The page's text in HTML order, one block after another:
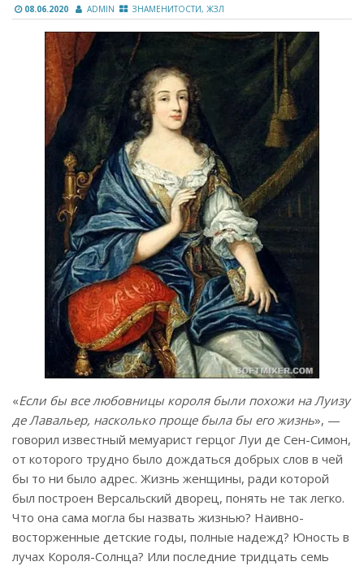
08.06.2020 ADMIN ЗНАМЕНИТОСТИ, ЖЗЛ
«Если бы все любовницы короля были похожи на Луизу
де Лавальер, насколько проще была бы его жизнь», —
говорил известный мемуарист герцог Луи де Сен-Симон,
от которого трудно было дождаться добрых слов в чей
бы то ни было адрес. Жизнь женщины, ради которой
был построен Версальский дворец, понять не так легко.
Что она сама могла бы назвать жизнью? Наивно-
восторженные детские годы, полные надежд? Юность в
лучах Короля-Солнца? Или последние тридцать семь